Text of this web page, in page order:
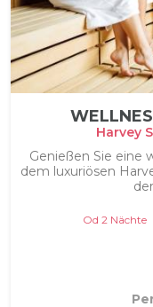
Harvey
Genießen Sie eine
dem luxuriösen
Od 2 Nächte